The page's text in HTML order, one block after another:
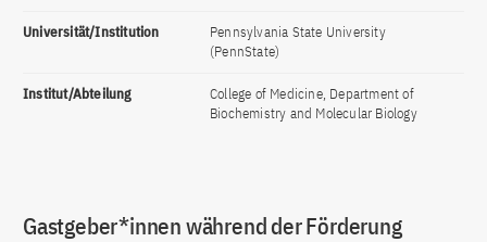
Universität/Institution
Pennsylvania State University
(PennState)
Institut/Abteilung
College of Medicine, Department of
Biochemistry and Molecular Biology
Gastgeber*innen während der Förderung